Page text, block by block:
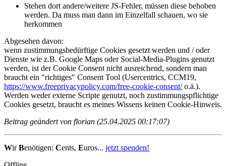
Stehen dort andere/weitere JS-Fehler, müssen diese behoben
werden. Da muss man dann im Einzelfall schauen, wo sie
herkommen
Abgesehen davon:
wenn zustimmungsbedürftige Cookies gesetzt werden und / oder
Dienste wie z.B. Google Maps oder Social-Media-Plugins genutzt
werden, ist der Cookie Consent nicht ausreichend, sondern man
braucht ein "richtiges" Consent Tool (Usercentrics, CCM19,
https://www.freeprivacypolicy.com/free-cookie-consent/o.ä.).
Werden weder externe Scripte genutzt, noch zustimmungspflichtige
Cookies gesetzt, braucht es meines Wissens keinen Cookie-Hinweis.
Beitrag geändert von florian (25.04.2025 00:17:07)
WirBenötigen: Cents, Euros... jetzt spenden!